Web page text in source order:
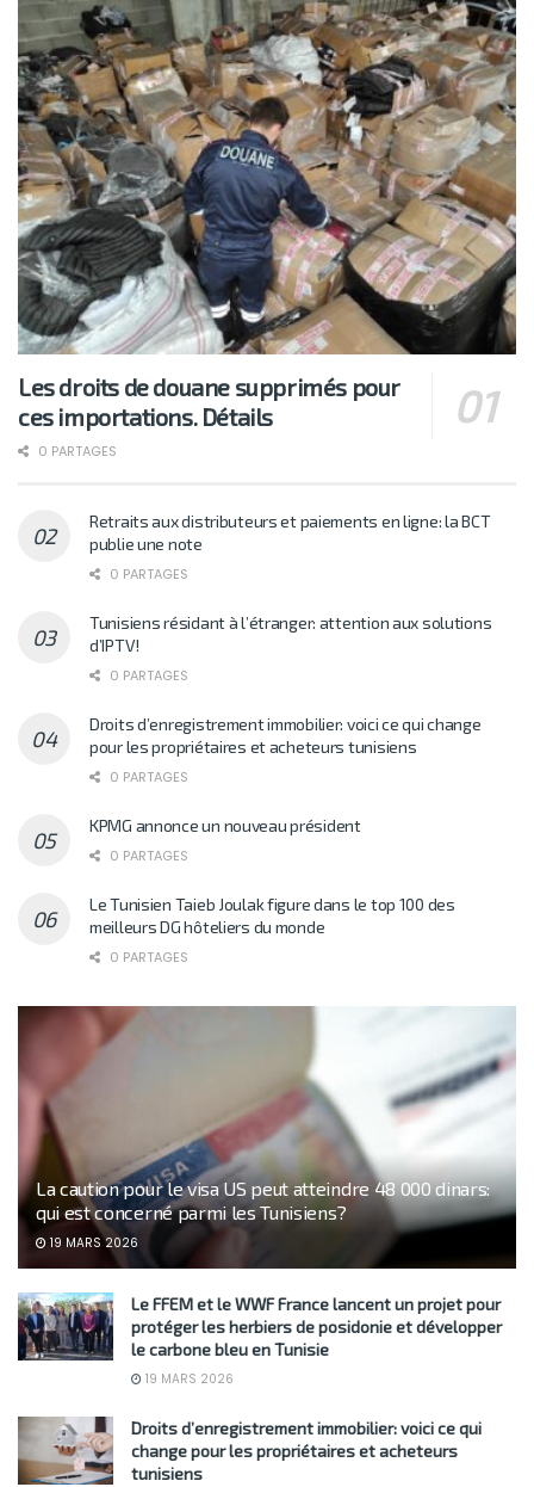
Les droits de douane supprimés pour
ces importations. Détails
0 PARTAGES
Retraits aux distributeurs et paiements en ligne: la BCT
publie une note
0 PARTAGES
Tunisiens résidant à l’étranger: attention aux solutions
d’IPTV!
0 PARTAGES
Droits d’enregistrement immobilier: voici ce qui change
pour les propriétaires et acheteurs tunisiens
0 PARTAGES
KPMG annonce un nouveau président
0 PARTAGES
Le Tunisien Taieb Joulak figure dans le top 100 des
meilleurs DG hôteliers du monde
0 PARTAGES
La caution pour le visa US peut atteindre 48 000 dinars:
qui est concerné parmi les Tunisiens?
19 MARS 2026
Le FFEM et le WWF France lancent un projet pour
protéger les herbiers de posidonie et développer
le carbone bleu en Tunisie
19 MARS 2026
Droits d’enregistrement immobilier: voici ce qui
change pour les propriétaires et acheteurs
tunisiens